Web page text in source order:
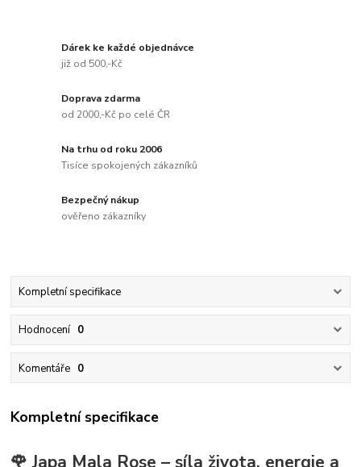
Dárek ke každé objednávce
již od 500,-Kč
Doprava zdarma
od 2000,-Kč po celé ČR
Na trhu od roku 2006
Tisíce spokojených zákazníků
Bezpečný nákup
ověřeno zákazníky
Kompletní specifikace
Hodnocení 0
Komentáře 0
Kompletní specifikace
🌹 Japa Mala Rose – síla života, energie a